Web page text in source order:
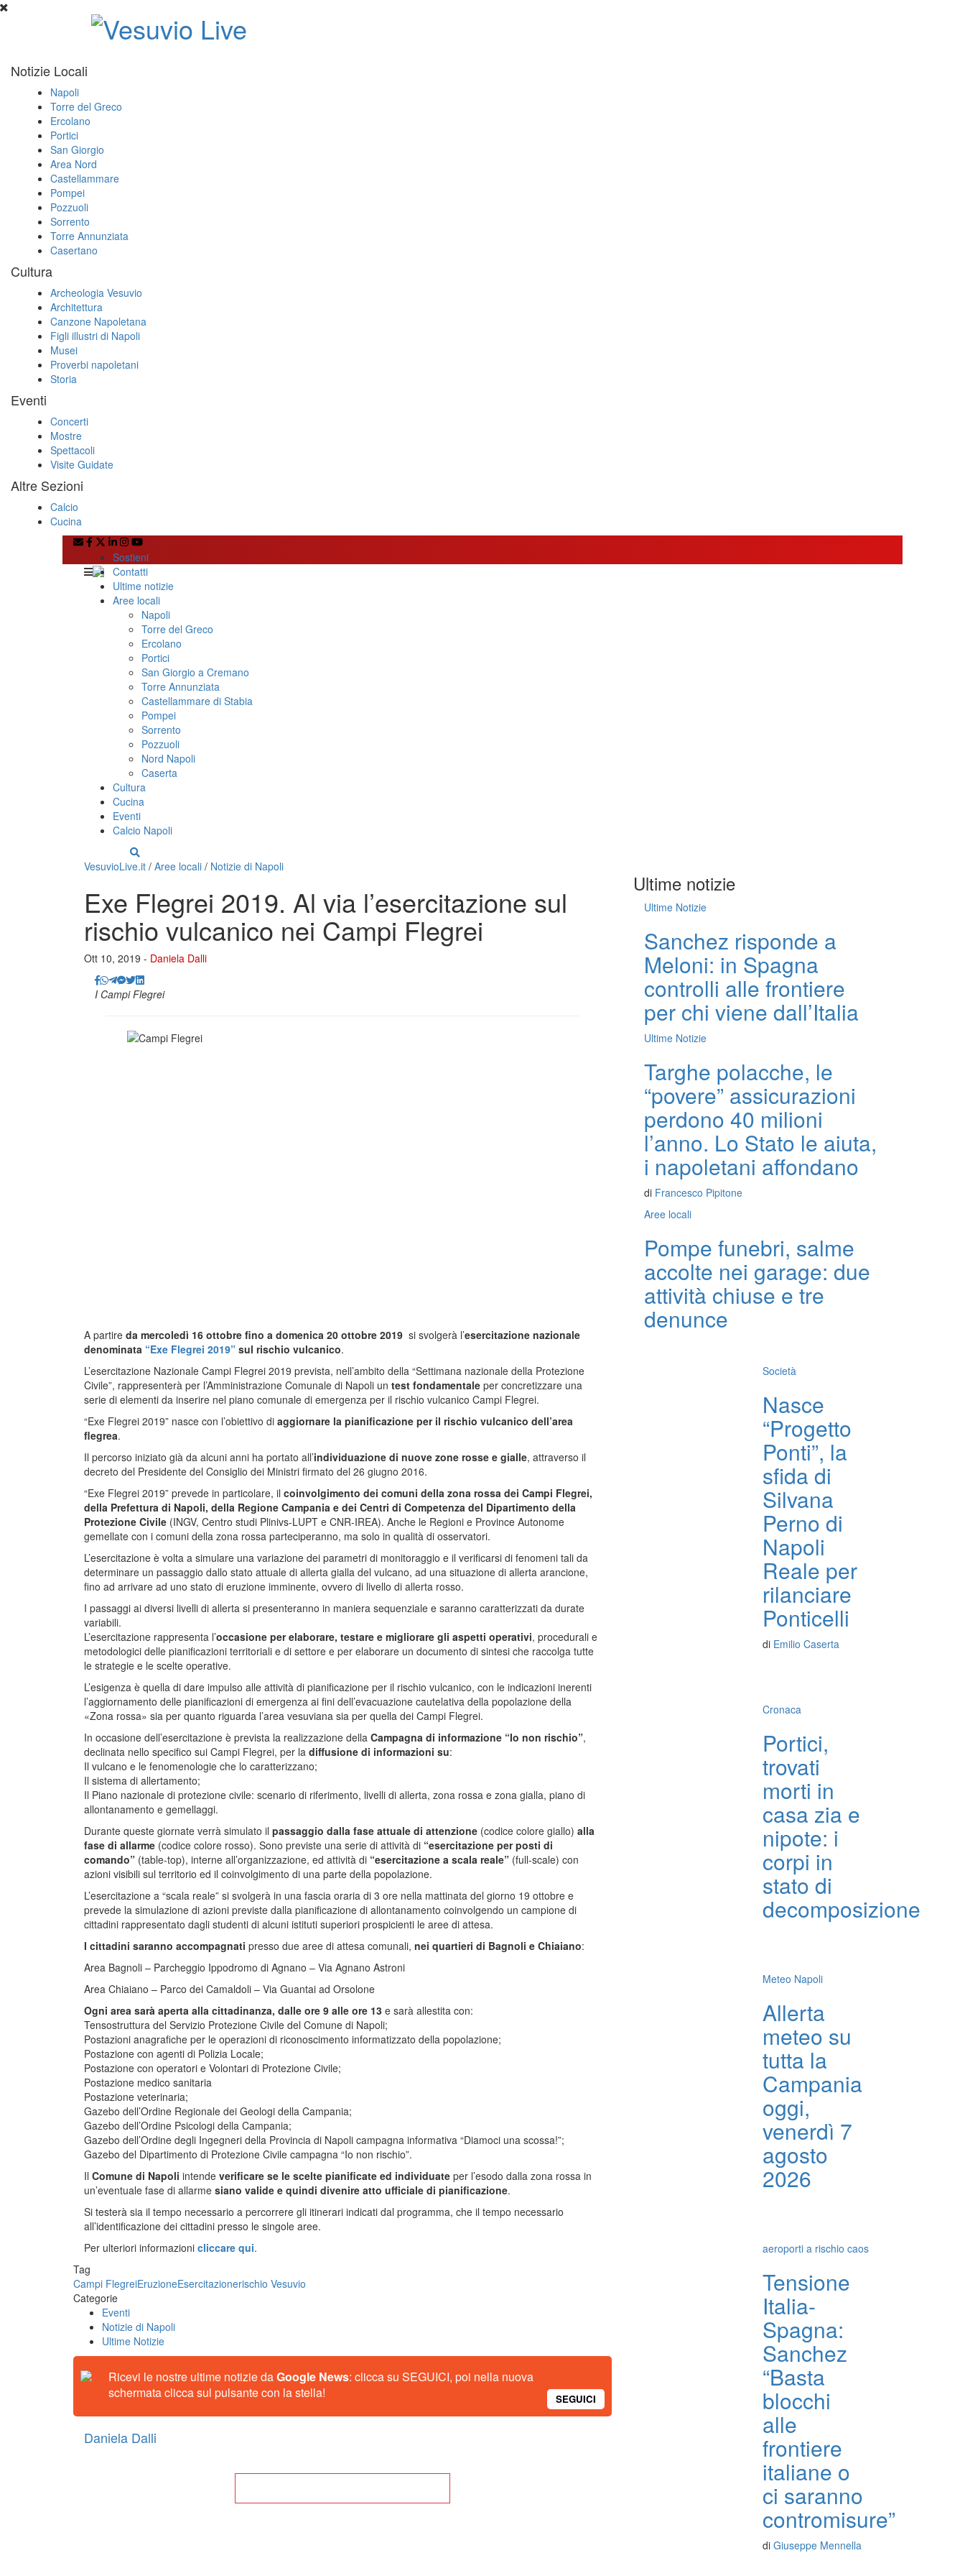
Notizie Locali
Napoli
Torre del Greco
Ercolano
Portici
San Giorgio
Area Nord
Castellammare
Pompei
Pozzuoli
Sorrento
Torre Annunziata
Casertano
Cultura
Archeologia Vesuvio
Architettura
Canzone Napoletana
Figli illustri di Napoli
Musei
Proverbi napoletani
Storia
Eventi
Concerti
Mostre
Spettacoli
Visite Guidate
Altre Sezioni
Calcio
Cucina
Sostieni
Contatti
Ultime notizie
Aree locali
Napoli
Torre del Greco
Ercolano
Portici
San Giorgio a Cremano
Torre Annunziata
Castellammare di Stabia
Pompei
Sorrento
Pozzuoli
Nord Napoli
Caserta
Cultura
Cucina
Eventi
Calcio Napoli
VesuvioLive.it / Aree locali / Notizie di Napoli
Exe Flegrei 2019. Al via l’esercitazione sul
rischio vulcanico nei Campi Flegrei
Ott 10, 2019 - Daniela Dalli
I Campi Flegrei
A partire da mercoledì 16 ottobre fino a domenica 20 ottobre 2019 si svolgerà l’esercitazione nazionale
denominata “Exe Flegrei 2019” sul rischio vulcanico.
L’esercitazione Nazionale Campi Flegrei 2019 prevista, nell’ambito della “Settimana nazionale della Protezione
Civile”, rappresenterà per l’Amministrazione Comunale di Napoli un test fondamentale per concretizzare una
serie di elementi da inserire nel piano comunale di emergenza per il rischio vulcanico Campi Flegrei.
“Exe Flegrei 2019” nasce con l’obiettivo di aggiornare la pianificazione per il rischio vulcanico dell’area
flegrea.
Il percorso iniziato già da alcuni anni ha portato all’individuazione di nuove zone rosse e gialle, attraverso il
decreto del Presidente del Consiglio dei Ministri firmato del 26 giugno 2016.
“Exe Flegrei 2019” prevede in particolare, il coinvolgimento dei comuni della zona rossa dei Campi Flegrei,
della Prefettura di Napoli, della Regione Campania e dei Centri di Competenza del Dipartimento della
Protezione Civile (INGV, Centro studi Plinivs-LUPT e CNR-IREA). Anche le Regioni e Province Autonome
gemellate con i comuni della zona rossa parteciperanno, ma solo in qualità di osservatori.
L’esercitazione è volta a simulare una variazione dei parametri di monitoraggio e il verificarsi di fenomeni tali da
determinare un passaggio dallo stato attuale di allerta gialla del vulcano, ad una situazione di allerta arancione,
fino ad arrivare ad uno stato di eruzione imminente, ovvero di livello di allerta rosso.
I passaggi ai diversi livelli di allerta si presenteranno in maniera sequenziale e saranno caratterizzati da durate
variabili.
L’esercitazione rappresenta l’occasione per elaborare, testare e migliorare gli aspetti operativi, procedurali e
metodologici delle pianificazioni territoriali e di settore e per elaborare un documento di sintesi che raccolga tutte
le strategie e le scelte operative.
L’esigenza è quella di dare impulso alle attività di pianificazione per il rischio vulcanico, con le indicazioni inerenti
l’aggiornamento delle pianificazioni di emergenza ai fini dell’evacuazione cautelativa della popolazione della
«Zona rossa» sia per quanto riguarda l’area vesuviana sia per quella dei Campi Flegrei.
In occasione dell’esercitazione è prevista la realizzazione della Campagna di informazione “Io non rischio”,
declinata nello specifico sui Campi Flegrei, per la diffusione di informazioni su:
Il vulcano e le fenomenologie che lo caratterizzano;
Il sistema di allertamento;
Il Piano nazionale di protezione civile: scenario di riferimento, livelli di allerta, zona rossa e zona gialla, piano di
allontanamento e gemellaggi.
Durante queste giornate verrà simulato il passaggio dalla fase attuale di attenzione (codice colore giallo) alla
fase di allarme (codice colore rosso). Sono previste una serie di attività di “esercitazione per posti di
comando” (table-top), interne all’organizzazione, ed attività di “esercitazione a scala reale” (full-scale) con
azioni visibili sul territorio ed il coinvolgimento di una parte della popolazione.
L’esercitazione a “scala reale” si svolgerà in una fascia oraria di 3 ore nella mattinata del giorno 19 ottobre e
prevede la simulazione di azioni previste dalla pianificazione di allontanamento coinvolgendo un campione di
cittadini rappresentato dagli studenti di alcuni istituti superiori prospicienti le aree di attesa.
I cittadini saranno accompagnati presso due aree di attesa comunali, nei quartieri di Bagnoli e Chiaiano:
Area Bagnoli – Parcheggio Ippodromo di Agnano – Via Agnano Astroni
Area Chiaiano – Parco dei Camaldoli – Via Guantai ad Orsolone
Ogni area sarà aperta alla cittadinanza, dalle ore 9 alle ore 13 e sarà allestita con:
Tensostruttura del Servizio Protezione Civile del Comune di Napoli;
Postazioni anagrafiche per le operazioni di riconoscimento informatizzato della popolazione;
Postazione con agenti di Polizia Locale;
Postazione con operatori e Volontari di Protezione Civile;
Postazione medico sanitaria
Postazione veterinaria;
Gazebo dell’Ordine Regionale dei Geologi della Campania;
Gazebo dell’Ordine Psicologi della Campania;
Gazebo dell’Ordine degli Ingegneri della Provincia di Napoli campagna informativa “Diamoci una scossa!”;
Gazebo del Dipartimento di Protezione Civile campagna “Io non rischio”.
Il Comune di Napoli intende verificare se le scelte pianificate ed individuate per l’esodo dalla zona rossa in
un’eventuale fase di allarme siano valide e quindi divenire atto ufficiale di pianificazione.
Si testerà sia il tempo necessario a percorrere gli itinerari indicati dal programma, che il tempo necessario
all’identificazione dei cittadini presso le singole aree.
Per ulteriori informazioni cliccare qui.
Tag
Campi FlegreiEruzioneEsercitazionerischio Vesuvio
Categorie
Eventi
Notizie di Napoli
Ultime Notizie
Ricevi le nostre ultime notizie daGoogle News: clicca su SEGUICI, poi nella nuova
schermata clicca sul pulsante con la stella!
SEGUICI
Daniela Dalli
Ultime notizie
Ultime Notizie
Sanchez risponde a
Meloni: in Spagna
controlli alle frontiere
per chi viene dall’Italia
Ultime Notizie
Targhe polacche, le
“povere” assicurazioni
perdono 40 milioni
l’anno. Lo Stato le aiuta,
i napoletani affondano
di Francesco Pipitone
Aree locali
Pompe funebri, salme
accolte nei garage: due
attività chiuse e tre
denunce
Società
Nasce
“Progetto
Ponti”, la
sfida di
Silvana
Perno di
Napoli
Reale per
rilanciare
Ponticelli
di Emilio Caserta
Cronaca
Portici,
trovati
morti in
casa zia e
nipote: i
corpi in
stato di
decomposizione
Meteo Napoli
Allerta
meteo su
tutta la
Campania
oggi,
venerdì 7
agosto
2026
aeroporti a rischio caos
Tensione
Italia-
Spagna:
Sanchez
“Basta
blocchi
alle
frontiere
italiane o
ci saranno
contromisure”
di Giuseppe Mennella